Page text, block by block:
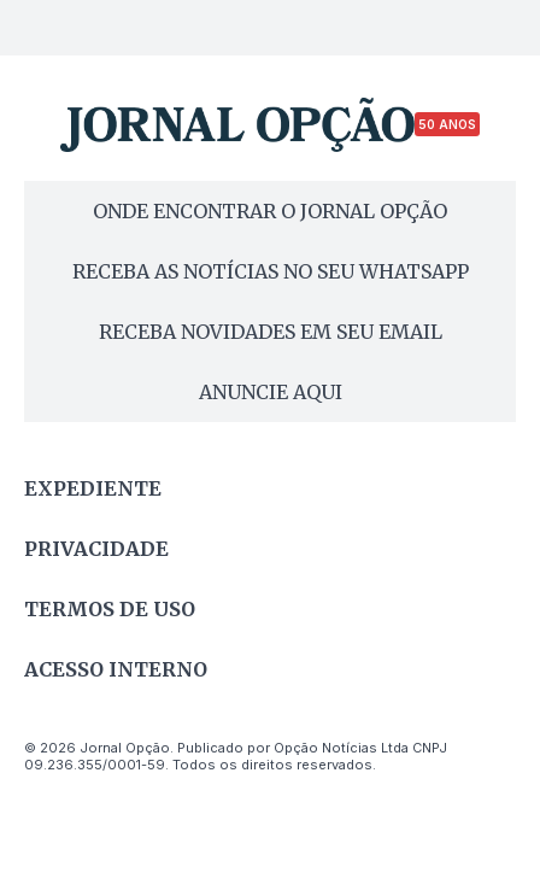
50 ANOS
ONDE ENCONTRAR O JORNAL OPÇÃO
RECEBA AS NOTÍCIAS NO SEU WHATSAPP
RECEBA NOVIDADES EM SEU EMAIL
ANUNCIE AQUI
EXPEDIENTE
PRIVACIDADE
TERMOS DE USO
ACESSO INTERNO
© 2026 Jornal Opção. Publicado por Opção Notícias Ltda CNPJ
09.236.355/0001-59. Todos os direitos reservados.